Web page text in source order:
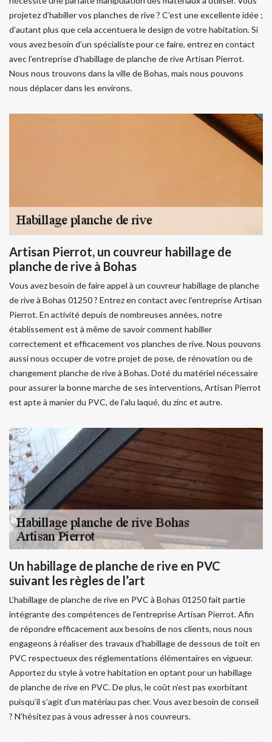
projetez d’habiller vos planches de rive ? C’est une excellente idée ;
d’autant plus que cela accentuera le design de votre habitation. Si
vous avez besoin d’un spécialiste pour ce faire, entrez en contact
avec l’entreprise d’habillage de planche de rive Artisan Pierrot.
Nous nous trouvons dans la ville de Bohas, mais nous pouvons
nous déplacer dans les environs.
Artisan Pierrot, un couvreur habillage de
planche de rive à Bohas
Vous avez besoin de faire appel à un couvreur habillage de planche
de rive à Bohas 01250 ? Entrez en contact avec l’entreprise Artisan
Pierrot. En activité depuis de nombreuses années, notre
établissement est à même de savoir comment habiller
correctement et efficacement vos planches de rive. Nous pouvons
aussi nous occuper de votre projet de pose, de rénovation ou de
changement planche de rive à Bohas. Doté du matériel nécessaire
pour assurer la bonne marche de ses interventions, Artisan Pierrot
est apte à manier du PVC, de l’alu laqué, du zinc et autre.
Un habillage de planche de rive en PVC
suivant les règles de l’art
L’habillage de planche de rive en PVC à Bohas 01250 fait partie
intégrante des compétences de l’entreprise Artisan Pierrot. Afin
de répondre efficacement aux besoins de nos clients, nous nous
engageons à réaliser des travaux d’habillage de dessous de toit en
PVC respectueux des réglementations élémentaires en vigueur.
Apportez du style à votre habitation en optant pour un habillage
de planche de rive en PVC. De plus, le coût n’est pas exorbitant
puisqu’il s’agit d’un matériau pas cher. Vous avez besoin de conseil
? N’hésitez pas à vous adresser à nos couvreurs.